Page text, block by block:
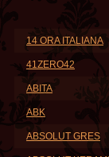
14 ORA ITALIANA
41ZERO42
ABITA
ABK
ABSOLUT GRES